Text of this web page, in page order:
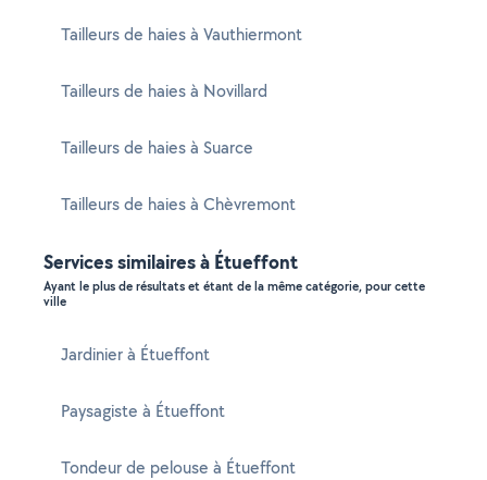
Tailleurs de haies à Vauthiermont
Tailleurs de haies à Novillard
Tailleurs de haies à Suarce
Tailleurs de haies à Chèvremont
Services similaires à Étueffont
Ayant le plus de résultats et étant de la même catégorie, pour cette
ville
Jardinier à Étueffont
Paysagiste à Étueffont
Tondeur de pelouse à Étueffont